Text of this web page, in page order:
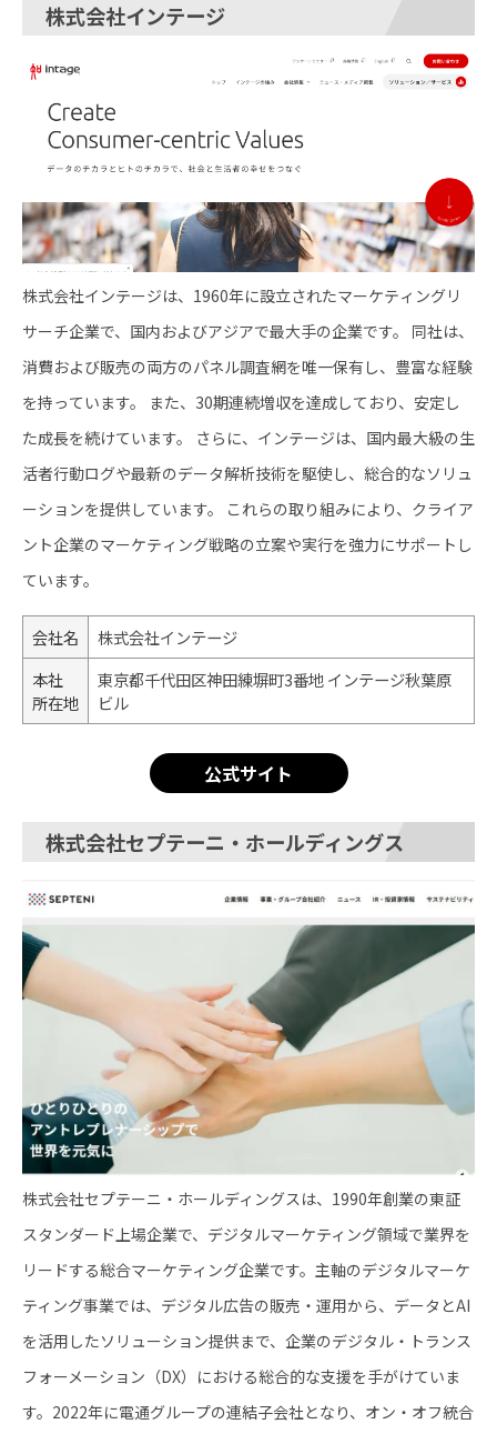
株式会社インテージ
株式会社インテージは、1960年に設立されたマーケティングリ
サーチ企業で、国内およびアジアで最大手の企業です。 ​同社は、
消費および販売の両方のパネル調査網を唯一保有し、豊富な経験
を持っています。 ​また、30期連続増収を達成しており、安定し
た成長を続けています。 ​さらに、インテージは、国内最大級の生
活者行動ログや最新のデータ解析技術を駆使し、総合的なソリュ
ーションを提供しています。 ​これらの取り組みにより、クライア
ント企業のマーケティング戦略の立案や実行を強力にサポートし
ています。
会社名
株式会社インテージ
本社
所在地
東京都千代田区神田練塀町3番地 インテージ秋葉原
ビル
公式サイト
株式会社セプテーニ・ホールディングス
株式会社セプテーニ・ホールディングスは、1990年創業の東証
スタンダード上場企業で、デジタルマーケティング領域で業界を
リードする総合マーケティング企業です。主軸のデジタルマーケ
ティング事業では、デジタル広告の販売・運用から、データとAI
を活用したソリューション提供まで、企業のデジタル・トランス
フォーメーション（DX）における総合的な支援を手がけていま
す。2022年に電通グループの連結子会社となり、オン・オフ統合